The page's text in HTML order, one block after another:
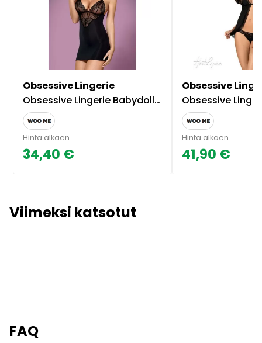
Obsessive Lingerie
Obsessive Lingerie Babydoll ja Tangat Musta
Hinta alkaen
34,40 €
Obsessive
Obsessive Lingerie Arisha
Hinta alkaen
41,90 €
Viimeksi katsotut
FAQ